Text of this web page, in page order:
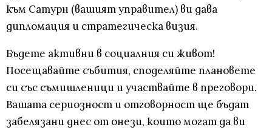
към Сатурн (вашият управител) ви дава
дипломация и стратегическа визия.
Бъдете активни в социалния си живот!
Посещавайте събития, споделяйте плановете
си със съмишленици и участвайте в преговори.
Вашата сериозност и отговорност ще бъдат
забелязани днес от онези, които могат да ви